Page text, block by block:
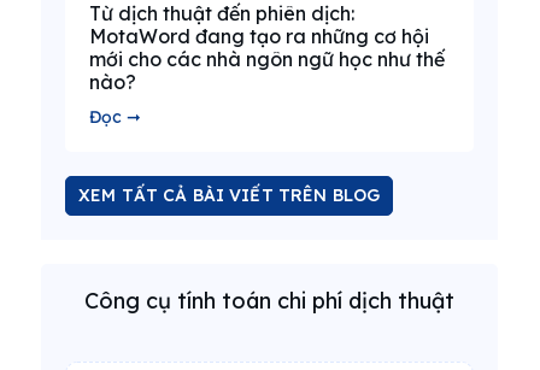
Từ dịch thuật đến phiên dịch:
MotaWord đang tạo ra những cơ hội
mới cho các nhà ngôn ngữ học như thế
nào?
Đọc ➞
XEM TẤT CẢ BÀI VIẾT TRÊN BLOG
Công cụ tính toán chi phí dịch thuật